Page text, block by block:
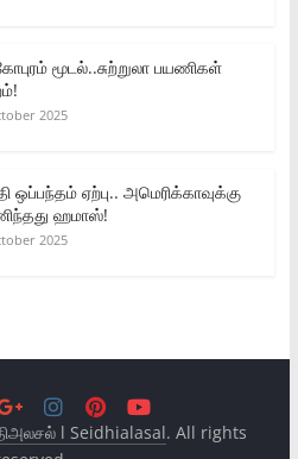
மூடல்..சுற்றுலா பயணிகள்
2025
ஒப்பந்தம் ஏற்பு.. அமெரிக்காவுக்கு
ஹமாஸ்!
2025
l Seidhialasal. All rights